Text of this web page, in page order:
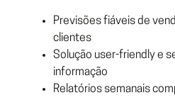
Previsões fiáveis de
clientes
Solução user-friendly e
informação
Relatórios semanais